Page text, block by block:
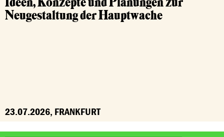
Neugestaltung der Hauptwache
23.07.2026, FRANKFURT